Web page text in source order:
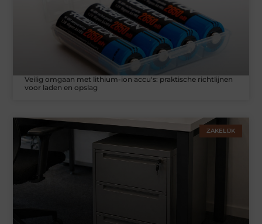
Veilig omgaan met lithium-ion accu's: praktische richtlijnen
voor laden en opslag
ZAKELIJK